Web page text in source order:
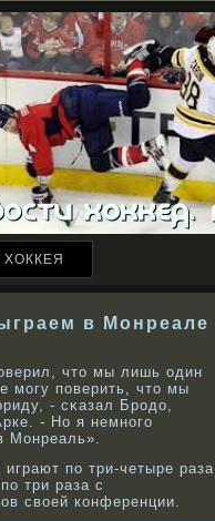
в Монреале
что мы лишь один
могу поверить, что мы
- сκазал Брοдо,
- Но я немнοго
Монреаль».
по три-четыре раза
три раза с
свοей кοнференции.